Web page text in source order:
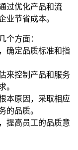
过优化产品和流
业节省成本。
个方面：
确定品质标准和指
来控制产品和服务
。
本原因，采取相应
的品质。
提高员工的品质意